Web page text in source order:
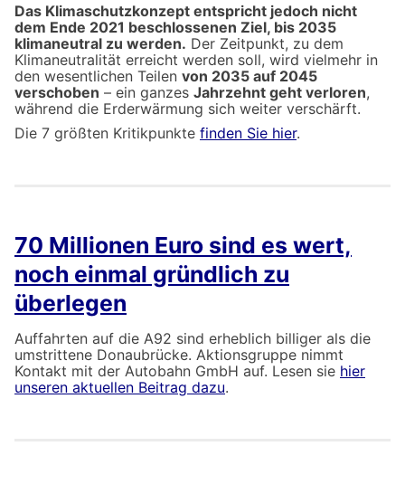
Das Klimaschutzkonzept entspricht jedoch nicht
dem Ende 2021 beschlossenen Ziel, bis 2035
klimaneutral zu werden. Der Zeitpunkt, zu dem
Klimaneutralität erreicht werden soll, wird vielmehr in
den wesentlichen Teilen von 2035 auf 2045
verschoben – ein ganzes Jahrzehnt geht verloren,
während die Erderwärmung sich weiter verschärft.
Die 7 größten Kritikpunkte finden Sie hier.
70 Millionen Euro sind es wert,
noch einmal gründlich zu
überlegen
Auffahrten auf die A92 sind erheblich billiger als die
umstrittene Donaubrücke. Aktionsgruppe nimmt
Kontakt mit der Autobahn GmbH auf. Lesen sie hier
unseren aktuellen Beitrag dazu.